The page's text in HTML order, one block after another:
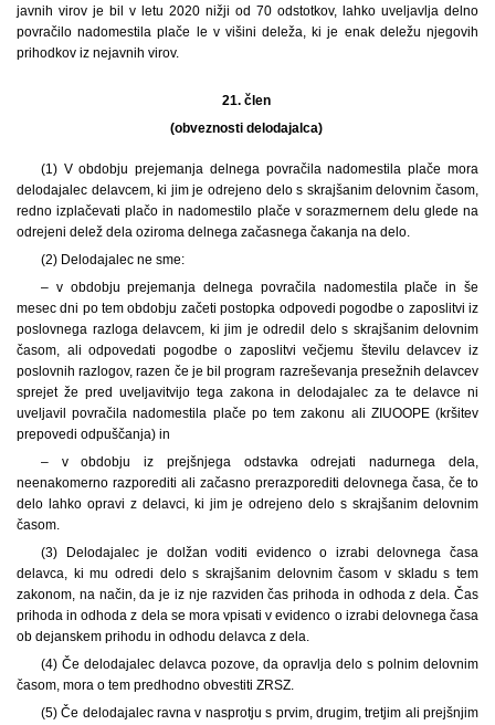
javnih virov je bil v letu 2020 nižji od 70 odstotkov, lahko uveljavlja delno
povračilo nadomestila plače le v višini deleža, ki je enak deležu njegovih
prihodkov iz nejavnih virov.
21. člen
(obveznosti delodajalca)
(1) V obdobju prejemanja delnega povračila nadomestila plače mora
delodajalec delavcem, ki jim je odrejeno delo s skrajšanim delovnim časom,
redno izplačevati plačo in nadomestilo plače v sorazmernem delu glede na
odrejeni delež dela oziroma delnega začasnega čakanja na delo.
(2) Delodajalec ne sme:
– v obdobju prejemanja delnega povračila nadomestila plače in še
mesec dni po tem obdobju začeti postopka odpovedi pogodbe o zaposlitvi iz
poslovnega razloga delavcem, ki jim je odredil delo s skrajšanim delovnim
časom, ali odpovedati pogodbe o zaposlitvi večjemu številu delavcev iz
poslovnih razlogov, razen če je bil program razreševanja presežnih delavcev
sprejet že pred uveljavitvijo tega zakona in delodajalec za te delavce ni
uveljavil povračila nadomestila plače po tem zakonu ali ZIUOOPE (kršitev
prepovedi odpuščanja) in
– v obdobju iz prejšnjega odstavka odrejati nadurnega dela,
neenakomerno razporediti ali začasno prerazporediti delovnega časa, če to
delo lahko opravi z delavci, ki jim je odrejeno delo s skrajšanim delovnim
časom.
(3) Delodajalec je dolžan voditi evidenco o izrabi delovnega časa
delavca, ki mu odredi delo s skrajšanim delovnim časom v skladu s tem
zakonom, na način, da je iz nje razviden čas prihoda in odhoda z dela. Čas
prihoda in odhoda z dela se mora vpisati v evidenco o izrabi delovnega časa
ob dejanskem prihodu in odhodu delavca z dela.
(4) Če delodajalec delavca pozove, da opravlja delo s polnim delovnim
časom, mora o tem predhodno obvestiti ZRSZ.
(5) Če delodajalec ravna v nasprotju s prvim, drugim, tretjim ali prejšnjim